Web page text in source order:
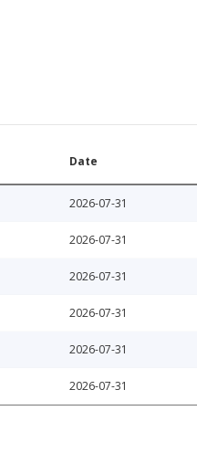
Date
2026-07-31
2026-07-31
2026-07-31
2026-07-31
2026-07-31
2026-07-31